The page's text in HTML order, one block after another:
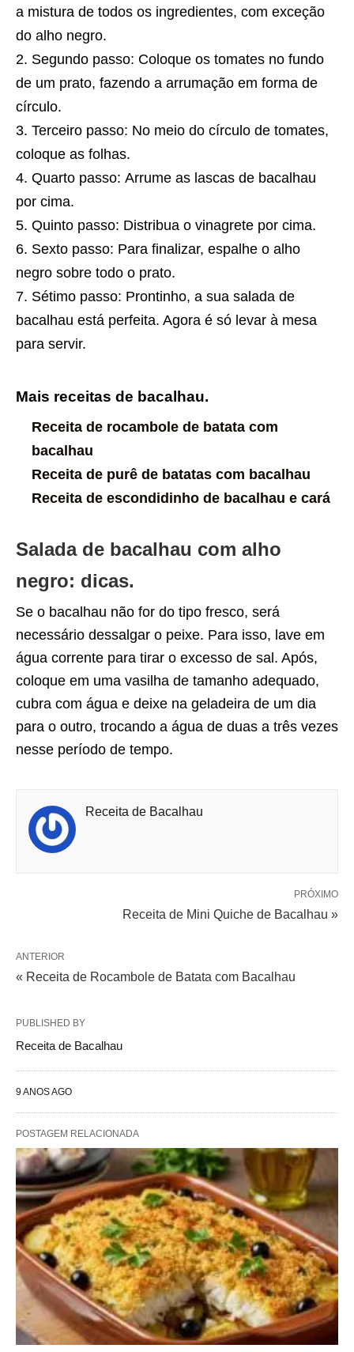
a mistura de todos os ingredientes, com exceção
do alho negro.
Segundo passo: Coloque os tomates no fundo
de um prato, fazendo a arrumação em forma de
círculo.
Terceiro passo: No meio do círculo de tomates,
coloque as folhas.
Quarto passo: Arrume as lascas de bacalhau
por cima.
Quinto passo: Distribua o vinagrete por cima.
Sexto passo: Para finalizar, espalhe o alho
negro sobre todo o prato.
Sétimo passo: Prontinho, a sua salada de
bacalhau está perfeita. Agora é só levar à mesa
para servir.
Mais receitas de bacalhau.
Receita de rocambole de batata com
bacalhau
Receita de purê de batatas com bacalhau
Receita de escondidinho de bacalhau e cará
Salada de bacalhau com alho
negro: dicas.
Se o bacalhau não for do tipo fresco, será
necessário dessalgar o peixe. Para isso, lave em
água corrente para tirar o excesso de sal. Após,
coloque em uma vasilha de tamanho adequado,
cubra com água e deixe na geladeira de um dia
para o outro, trocando a água de duas a três vezes
nesse período de tempo.
Receita de Bacalhau
PRÓXIMO
Receita de Mini Quiche de Bacalhau »
ANTERIOR
« Receita de Rocambole de Batata com Bacalhau
PUBLISHED BY
Receita de Bacalhau
9 ANOS AGO
POSTAGEM RELACIONADA